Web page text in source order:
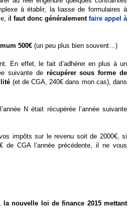
à établir, la liasse de formulaires à
i l faut donc généralement faire appel à
500€ (un peu plus bien souvent…)
En effet, le fait d’adhérer en plus à un
suivante derécupérer sous forme de
(et de CGA, 240€ dans mon cas), dans
N était récupérée l’année suivante
impôts sur le revenu soit de 2000€, si
de CGA l’année précédente, il ne vous
la nouvelle loi de finance 2015 mettant